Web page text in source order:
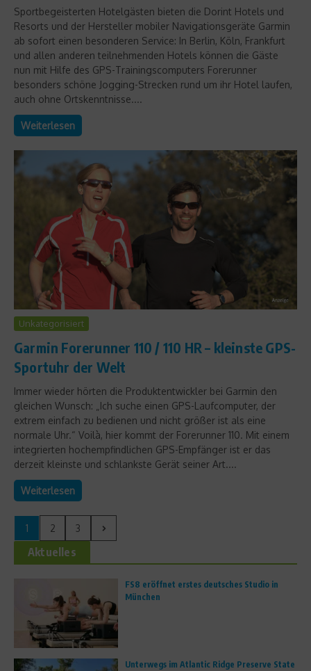
Sportbegeisterten Hotelgästen bieten die Dorint Hotels und
Resorts und der Hersteller mobiler Navigationsgeräte Garmin
ab sofort einen besonderen Service: In Berlin, Köln, Frankfurt
und allen anderen teilnehmenden Hotels können die Gäste
nun mit Hilfe des GPS-Trainingscomputers Forerunner
besonders schöne Jogging-Strecken rund um ihr Hotel laufen,
auch ohne Ortskenntnisse....
Weiterlesen
Unkategorisiert
Garmin Forerunner 110 / 110 HR – kleinste GPS-
Sportuhr der Welt
Immer wieder hörten die Produktentwickler bei Garmin den
gleichen Wunsch: „Ich suche einen GPS-Laufcomputer, der
extrem einfach zu bedienen und nicht größer ist als eine
normale Uhr.“ Voilà, hier kommt der Forerunner 110. Mit einem
integrierten hochempfindlichen GPS-Empfänger ist er das
derzeit kleinste und schlankste Gerät seiner Art....
Weiterlesen
1 2 3
Aktuelles
FS8 eröffnet erstes deutsches Studio in
München
Unterwegs im Atlantic Ridge Preserve State